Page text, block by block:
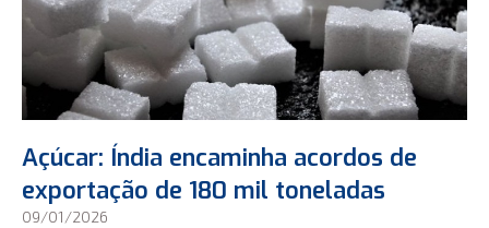
Açúcar: Índia encaminha acordos de
exportação de 180 mil toneladas
09/01/2026